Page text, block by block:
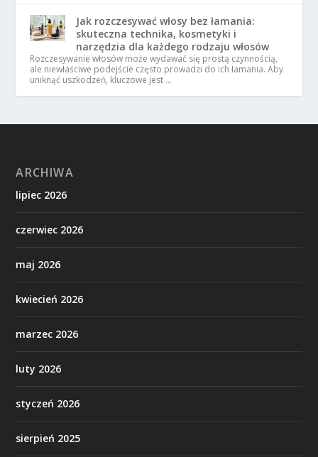
Jak rozczesywać włosy bez łamania:
skuteczna technika, kosmetyki i
narzędzia dla każdego rodzaju włosów
Rozczesywanie włosów może wydawać się prostą czynnością,
ale niewłaściwe podejście często prowadzi do ich łamania. Aby
uniknąć uszkodzeń, kluczowe jest …
ARCHIWA
lipiec 2026
czerwiec 2026
maj 2026
kwiecień 2026
marzec 2026
luty 2026
styczeń 2026
sierpień 2025